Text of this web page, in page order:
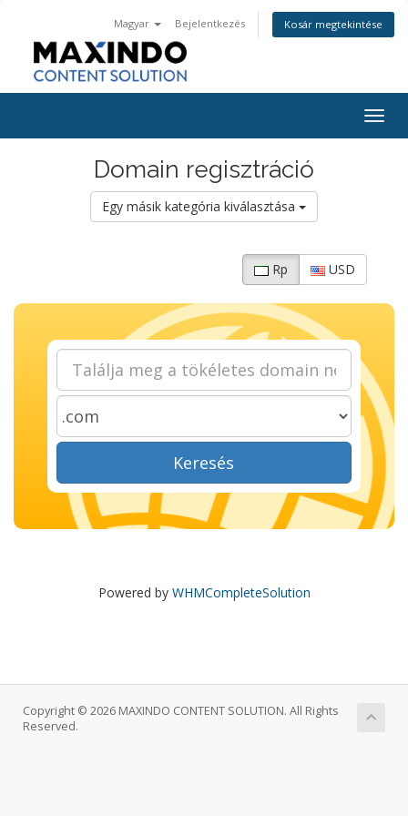
Magyar Bejelentkezés Kosár megtekintése
Domain regisztráció
Egy másik kategória kiválasztása
Rp USD
Keresés
Powered by WHMCompleteSolution
Copyright © 2026 MAXINDO CONTENT SOLUTION. All Rights
Reserved.